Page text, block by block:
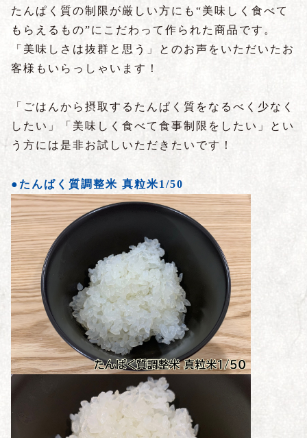
たんぱく質の制限が厳しい方にも“美味しく食べて
もらえるもの”にこだわって作られた商品です。
「美味しさは抜群と思う」とのお声をいただいたお
客様もいらっしゃいます！
「ごはんから摂取するたんぱく質をなるべく少なく
したい」「美味しく食べて食事制限をしたい」とい
う方には是非お試しいただきたいです！
●たんぱく質調整米 真粒米1/50